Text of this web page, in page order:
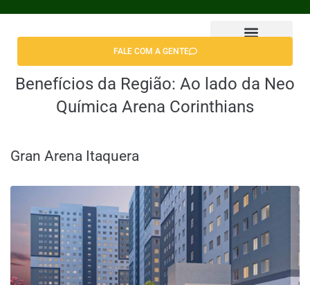
FALE COM A GENTE
Benefícios da Região: Ao lado da Neo
Química Arena Corinthians
Gran Arena Itaquera